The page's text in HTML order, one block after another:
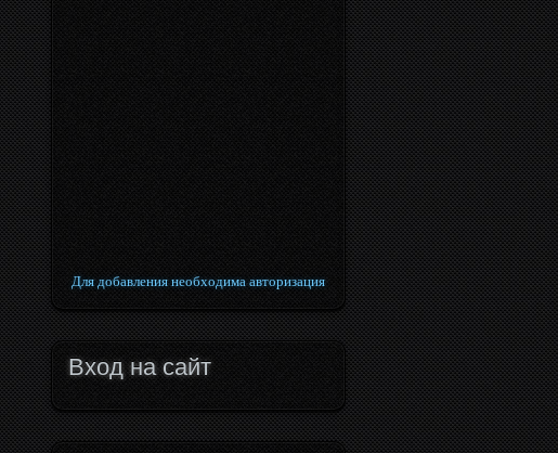
Для добавления необходима авторизация
Вход на сайт